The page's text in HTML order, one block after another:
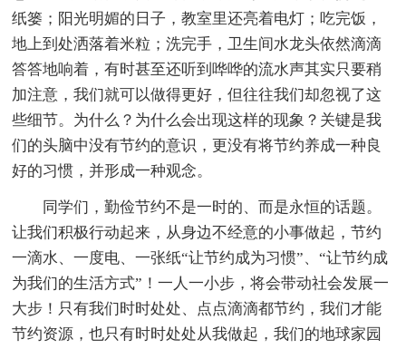
纸篓；阳光明媚的日子，教室里还亮着电灯；吃完饭，
地上到处洒落着米粒；洗完手，卫生间水龙头依然滴滴
答答地响着，有时甚至还听到哗哗的流水声其实只要稍
加注意，我们就可以做得更好，但往往我们却忽视了这
些细节。为什么？为什么会出现这样的现象？关键是我
们的头脑中没有节约的意识，更没有将节约养成一种良
好的习惯，并形成一种观念。
同学们，勤俭节约不是一时的、而是永恒的话题。
让我们积极行动起来，从身边不经意的小事做起，节约
一滴水、一度电、一张纸“让节约成为习惯”、“让节约成
为我们的生活方式”！一人一小步，将会带动社会发展一
大步！只有我们时时处处、点点滴滴都节约，我们才能
节约资源，也只有时时处处从我做起，我们的地球家园